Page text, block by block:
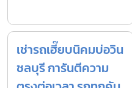
เช่ารถเฮี๊ยบนิคมบ่อวิน
ชลบุรี การันตีความ